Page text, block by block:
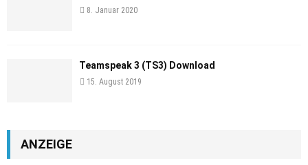
8. Januar 2020
Teamspeak 3 (TS3) Download
15. August 2019
ANZEIGE